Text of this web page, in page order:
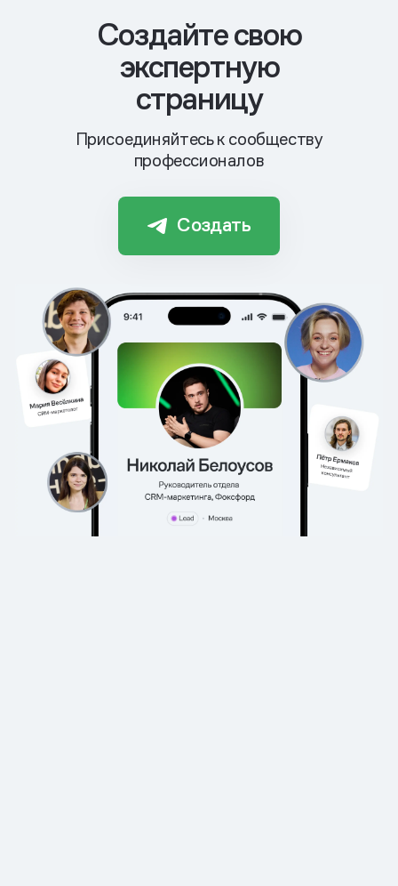
Cоздайте свою
экспертную
страницу
Присоединяйтесь к сообществу
профессионалов
Создать